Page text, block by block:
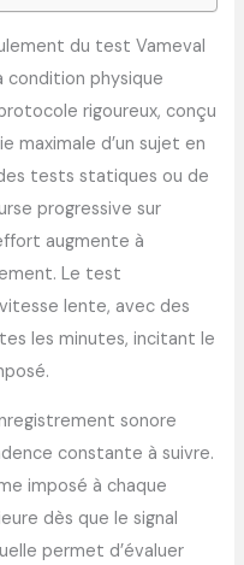
du test Vameval
condition physique
rigoureux, conçu
maximale d’un sujet en
tests statiques ou de
progressive sur
augmente à
Le test
lente, avec des
les minutes, incitant le
sonore
constante à suivre.
imposé à chaque
dès que le signal
permet d’évaluer